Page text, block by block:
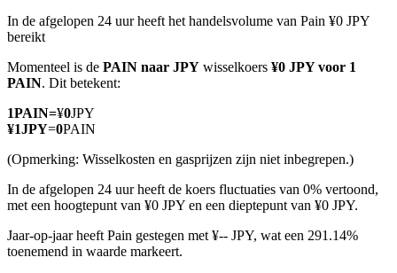
TradFi
Derivaten voor aandelen, forex, edelmetalen en grondstoffen
USDC-futures
In de afgelopen 24 uur heeft het handelsvolume van Pain ¥0 JPY
bereikt
Momenteel is de PAIN naar JPY wisselkoers ¥0 JPY voor 1
PAIN. Dit betekent:
1PAIN=¥0JPY
¥1JPY=0PAIN
(Opmerking: Wisselkosten en gasprijzen zijn niet inbegrepen.)
In de afgelopen 24 uur heeft de koers fluctuaties van 0% vertoond,
met een hoogtepunt van ¥0 JPY en een dieptepunt van ¥0 JPY.
Jaar-op-jaar heeft Pain gestegen met ¥-- JPY, wat een 291.14%
toenemend in waarde markeert.